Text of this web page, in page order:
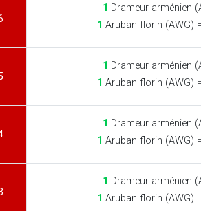
1 Drameur arménien
1 Aruban florin (AWG) =
1 Drameur arménien
1 Aruban florin (AWG) =
1 Drameur arménien
1 Aruban florin (AWG) =
1 Drameur arménien
1 Aruban florin (AWG) =